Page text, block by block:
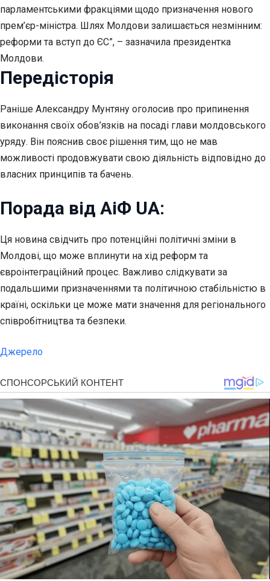
парламентськими фракціями щодо призначення нового
прем’єр-міністра. Шлях Молдови залишається незмінним:
реформи та вступ до ЄС”, – зазначила президентка
Молдови.
Передісторія
Раніше Александру Мунтяну оголосив про припинення
виконання своїх обов’язків на посаді глави молдовського
уряду. Він пояснив своє рішення тим, що не мав
можливості продовжувати свою діяльність відповідно до
власних принципів та бачень.
Порада від АіФ UA:
Ця новина свідчить про потенційні політичні зміни в
Молдові, що може вплинути на хід реформ та
євроінтеграційний процес. Важливо слідкувати за
подальшими призначеннями та політичною стабільністю в
країні, оскільки це може мати значення для регіонального
співробітництва та безпеки.
Джерело